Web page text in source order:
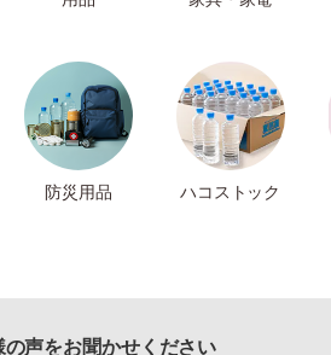
防災用品 ハコストック
の声をお聞かせください